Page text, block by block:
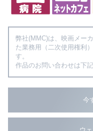
弊社(MMC)は、映画メー
た業務用（二次使用権利
す。
作品のお問い合わせは下
今